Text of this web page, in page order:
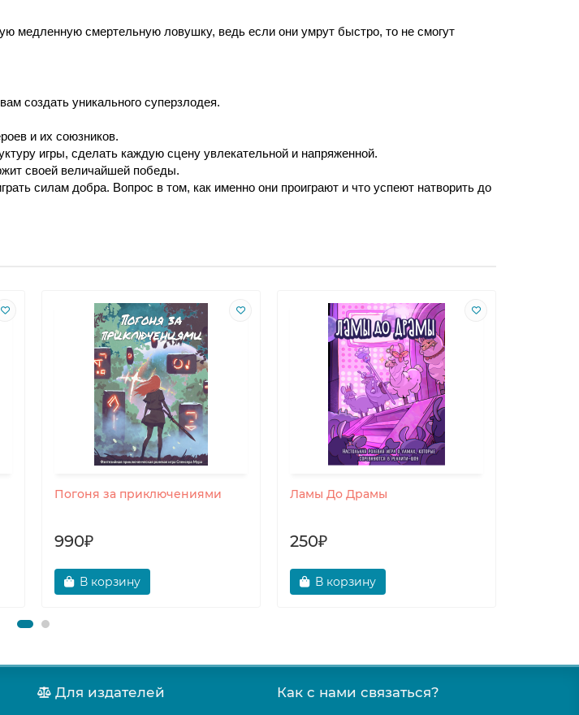
медленную смертельную ловушку, ведь если они умрут быстро, то не смогут
создать уникального суперзлодея.
и их союзников.
игры, сделать каждую сцену увлекательной и напряженной.
своей величайшей победы.
силам добра. Вопрос в том, как именно они проиграют и что успеют натворить до
Погоня за приключениями
990₽
В корзину
Ламы До Драмы
250₽
В корзину
Для издателей Как с нами связаться?